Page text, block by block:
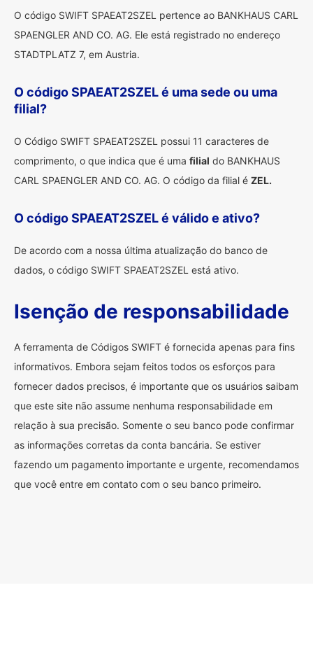
O código SWIFT SPAEAT2SZEL pertence ao BANKHAUS CARL
SPAENGLER AND CO. AG. Ele está registrado no endereço
STADTPLATZ 7, em Austria.
O código SPAEAT2SZEL é uma sede ou uma
filial?
O Código SWIFT SPAEAT2SZEL possui 11 caracteres de
comprimento, o que indica que é uma filial do BANKHAUS
CARL SPAENGLER AND CO. AG. O código da filial é ZEL.
O código SPAEAT2SZEL é válido e ativo?
De acordo com a nossa última atualização do banco de
dados, o código SWIFT SPAEAT2SZEL está ativo.
Isenção de responsabilidade
A ferramenta de Códigos SWIFT é fornecida apenas para fins
informativos. Embora sejam feitos todos os esforços para
fornecer dados precisos, é importante que os usuários saibam
que este site não assume nenhuma responsabilidade em
relação à sua precisão. Somente o seu banco pode confirmar
as informações corretas da conta bancária. Se estiver
fazendo um pagamento importante e urgente, recomendamos
que você entre em contato com o seu banco primeiro.